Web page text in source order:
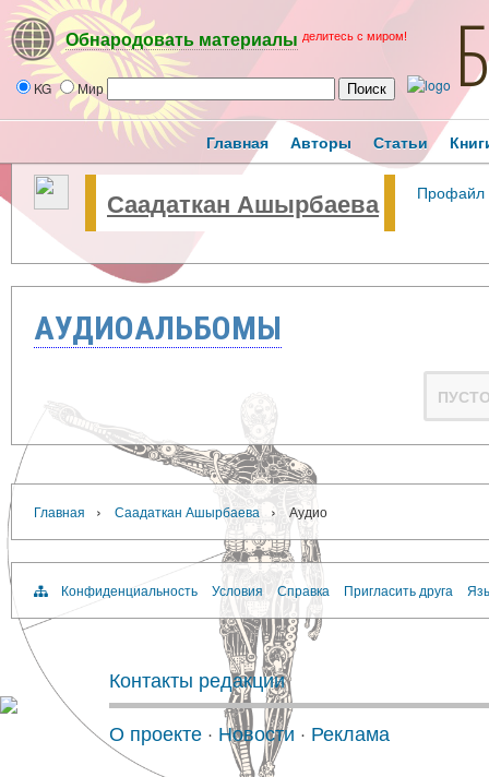
Обнародовать материалы делитесь с миром!
KG Мир
Главная Авторы Статьи
Саадаткан Ашырбаева Профайл
АУДИОАЛЬБОМЫ
Главная › Саадаткан Ашырбаева › Аудио
Конфиденциальность Условия Справка Пригласить друга
Контакты редакции
О проекте · Новости · Реклама